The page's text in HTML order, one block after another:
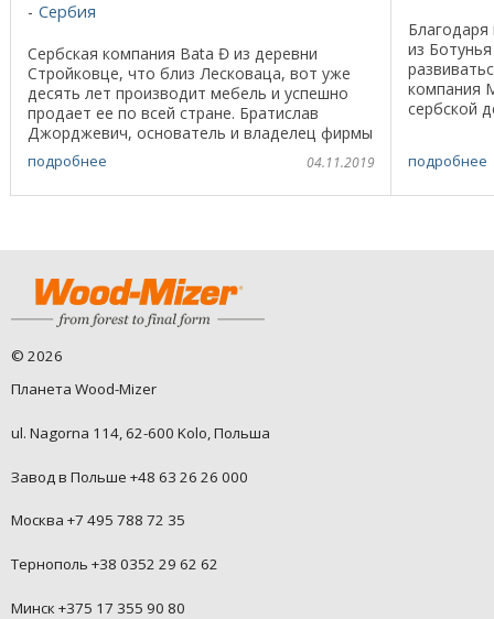
Сербия
Сербская компания Bata Đ из деревни
Стройковце, что близ Лесковаца, вот уже
десять лет производит мебель и успешно
продает ее по всей стране. Братислав
Джорджевич, основатель и владелец фирмы
Bata Đ, рассказывает, как он начинал свой
бизнес. "После ...
подробнее 04.11.2019
из
компания
сербской
подробнее
© 2026
Планета Wood-Mizer
ul. Nagorna 114, 62-600 Kolo, Польша
Завод в Польше +48 63 26 26 000
Москва +7 495 788 72 35
Тернополь +38 0352 29 62 62
Минск +375 17 355 90 80